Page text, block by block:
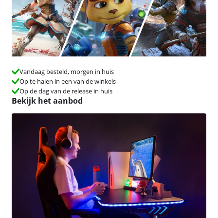
Vandaag besteld, morgen in huis
Op te halen in een van de winkels
Op de dag van de release in huis
Bekijk het aanbod